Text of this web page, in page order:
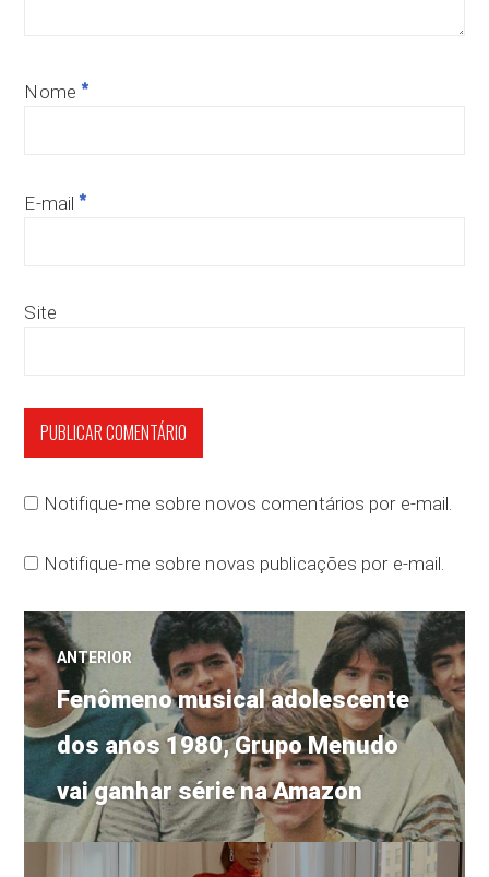
Nome *
E-mail *
Site
Notifique-me sobre novos comentários por e-mail.
Notifique-me sobre novas publicações por e-mail.
Navegação
de
Post
ANTERIOR
Post
anterior:
Fenômeno musical adolescente
dos anos 1980, Grupo Menudo
vai ganhar série na Amazon